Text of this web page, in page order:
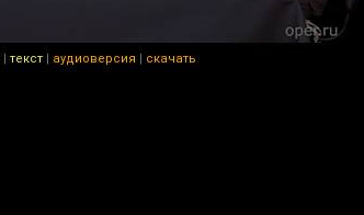
| текст | аудиоверсия | скачать